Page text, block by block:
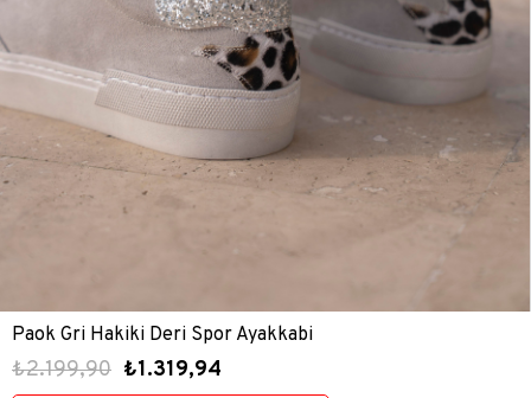
Paok Gri Hakiki Deri Spor Ayakkabi
₺2.199,90 ₺1.319,94